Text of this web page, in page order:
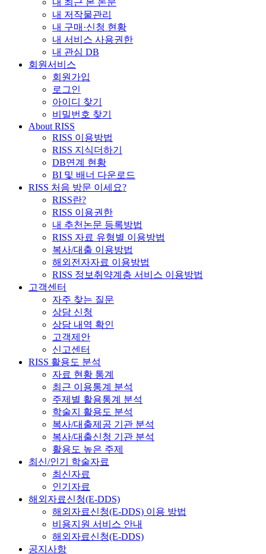
내 저작물관리
내 구매·신청 현황
내 서비스 사용권한
내 관심 DB
회원서비스
회원가입
로그인
아이디 찾기
비밀번호 찾기
About RISS
RISS 이용방법
RISS 지식더하기
DB연계 현황
BI 및 배너 다운로드
RISS 처음 방문 이세요?
RISS란?
RISS 이용권한
내 추천논문 등록방법
RISS 자료 유형별 이용방법
복사/대출 이용방법
해외전자자료 이용방법
RISS 정보취약계층 서비스 이용방법
고객센터
자주 찾는 질문
상담 신청
상담 내역 확인
고객제안
신고센터
RISS 활용도 분석
자료 현황 통계
최근 이용통계 분석
주제별 활용통계 분석
학술지 활용도 분석
복사/대출제공 기관 분석
복사/대출신청 기관 분석
활용도 높은 주제
최신/인기 학술자료
최신자료
인기자료
해외자료신청(E-DDS)
해외자료신청(E-DDS) 이용 방법
비용지원 서비스 안내
해외자료신청(E-DDS)
공지사항